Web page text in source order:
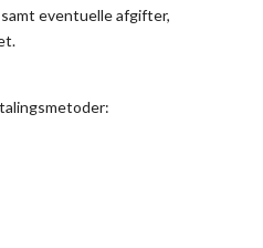
eventuelle afgifter,